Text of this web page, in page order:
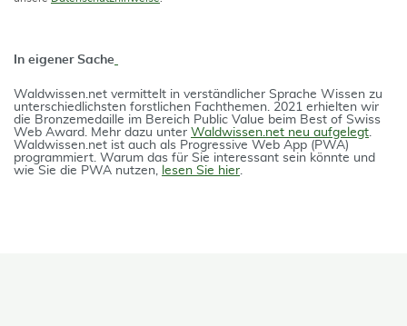
In eigener Sache
Waldwissen.net vermittelt in verständlicher Spra­che Wissen zu
unterschiedlichsten forstlichen Fach­themen. 2021 erhielten wir
die Bron­ze­medail­le im Bereich Public Value beim Best of Swiss
Web Award. Mehr dazu unter Waldwissen.net neu aufgelegt
Waldwissen.net ist auch als Progres­si­ve Web App (PWA)
programmiert. Warum das für Sie interessant sein könnte und
wie Sie die PWA nutzen,
lesen Sie hier